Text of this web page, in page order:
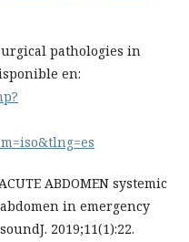
pathologies in
en:
ABDOMEN systemic
in emergency
2019;11(1):22.